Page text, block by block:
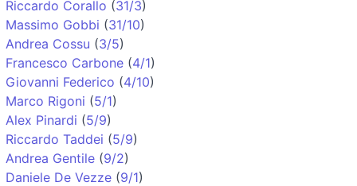
Riccardo Corallo (31/3)
Massimo Gobbi (31/10)
Andrea Cossu (3/5)
Francesco Carbone (4/1)
Giovanni Federico (4/10)
Marco Rigoni (5/1)
Alex Pinardi (5/9)
Riccardo Taddei (5/9)
Andrea Gentile (9/2)
Daniele De Vezze (9/1)